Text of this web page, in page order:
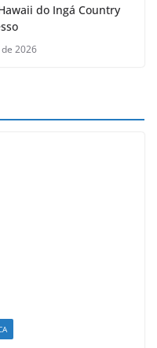
do Ingá Country
2026